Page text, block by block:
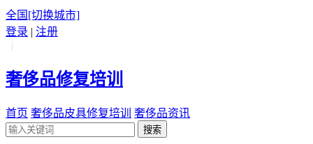
全国 [切换城市]
登录 | 注册
|
奢侈品修复培训
首页 奢侈品皮具修复培训 奢侈品资讯
搜索